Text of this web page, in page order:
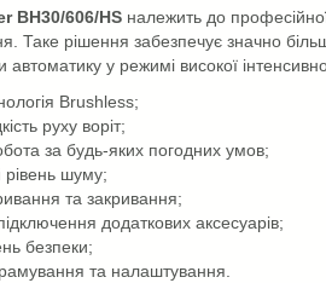
BH30/606/HS належить до
Таке рішення забезпечує значно
автоматику у режимі високої
Brushless;
руху воріт;
за будь-яких погодних умов;
рівень шуму;
та закривання;
додаткових аксесуарів;
безпеки;
та налаштування.